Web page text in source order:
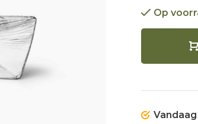
Op